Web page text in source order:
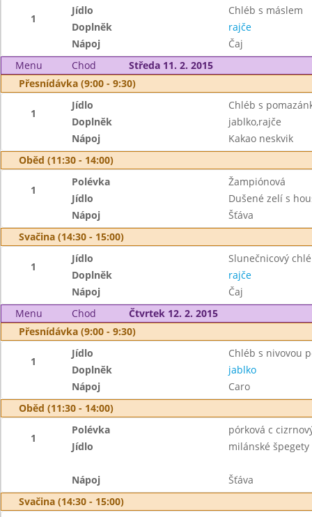
1
Jídlo
Chléb s máslem
Doplněk
rajče
Nápoj
Čaj
Menu
Chod
Středa 11. 2. 2015
Přesnídávka (9:00 - 9:30)
1
Jídlo
Chléb s
Doplněk
jablko,rajče
Nápoj
Kakao neskvik
Oběd (11:30 - 14:00)
1
Polévka
Žampiónová
Jídlo
Dušené zelí s
Nápoj
Šťáva
Svačina (14:30 - 15:00)
1
Jídlo
Slunečnicový
Doplněk
rajče
Nápoj
Čaj
Menu
Chod
Čtvrtek 12. 2. 2015
Přesnídávka (9:00 - 9:30)
1
Jídlo
Chléb s nivovou
Doplněk
jablko
Nápoj
Caro
Oběd (11:30 - 14:00)
1
Polévka
pórková c
Jídlo
milánské
Nápoj
Šťáva
Svačina (14:30 - 15:00)